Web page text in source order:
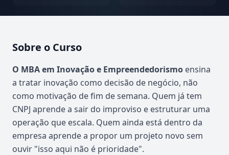
Sobre o Curso
Atualizado em abril de 2026
O MBA em Inovação e Empreendedorismo ensina
a tratar inovação como decisão de negócio, não
como motivação de fim de semana. Quem já tem
CNPJ aprende a sair do improviso e estruturar uma
operação que escala. Quem ainda está dentro da
empresa aprende a propor um projeto novo sem
ouvir "isso aqui não é prioridade".